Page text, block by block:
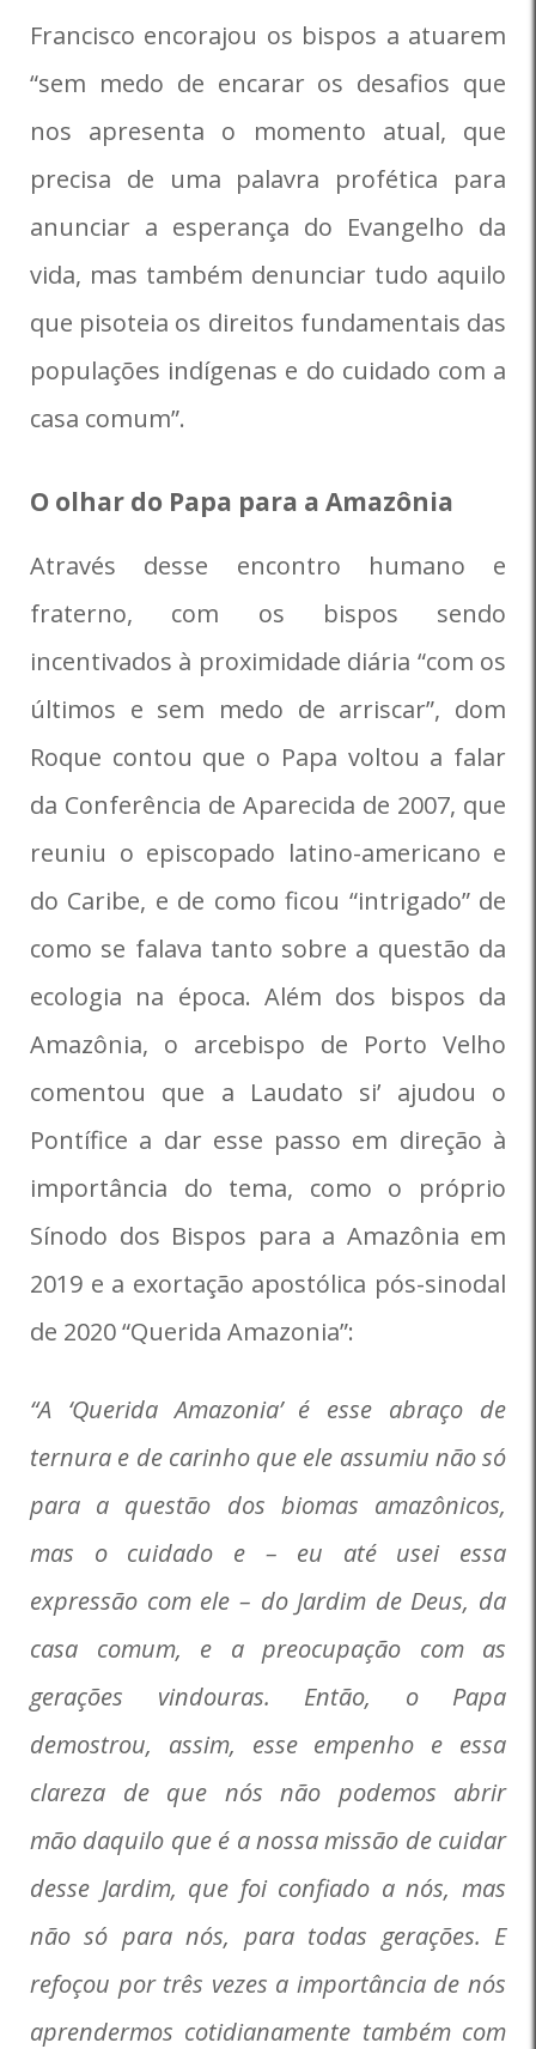
Francisco encorajou os bispos a atuarem
“sem medo de encarar os desafios que
nos apresenta o momento atual, que
precisa de uma palavra profética para
anunciar a esperança do Evangelho da
vida, mas também denunciar tudo aquilo
que pisoteia os direitos fundamentais das
populações indígenas e do cuidado com a
casa comum”.
O olhar do Papa para a Amazônia
Através desse encontro humano e
fraterno, com os bispos sendo
incentivados à proximidade diária “com os
últimos e sem medo de arriscar”, dom
Roque contou que o Papa voltou a falar
da Conferência de Aparecida de 2007, que
reuniu o episcopado latino-americano e
do Caribe, e de como ficou “intrigado” de
como se falava tanto sobre a questão da
ecologia na época. Além dos bispos da
Amazônia, o arcebispo de Porto Velho
comentou que a Laudato si’ ajudou o
Pontífice a dar esse passo em direção à
importância do tema, como o próprio
Sínodo dos Bispos para a Amazônia em
2019 e a exortação apostólica pós-sinodal
de 2020 “Querida Amazonia”:
“A ‘Querida Amazonia’ é esse abraço de
ternura e de carinho que ele assumiu não só
para a questão dos biomas amazônicos,
mas o cuidado e – eu até usei essa
expressão com ele – do Jardim de Deus, da
casa comum, e a preocupação com as
gerações vindouras. Então, o Papa
demostrou, assim, esse empenho e essa
clareza de que nós não podemos abrir
mão daquilo que é a nossa missão de cuidar
desse Jardim, que foi confiado a nós, mas
não só para nós, para todas gerações. E
refoçou por três vezes a importância de nós
aprendermos cotidianamente também com